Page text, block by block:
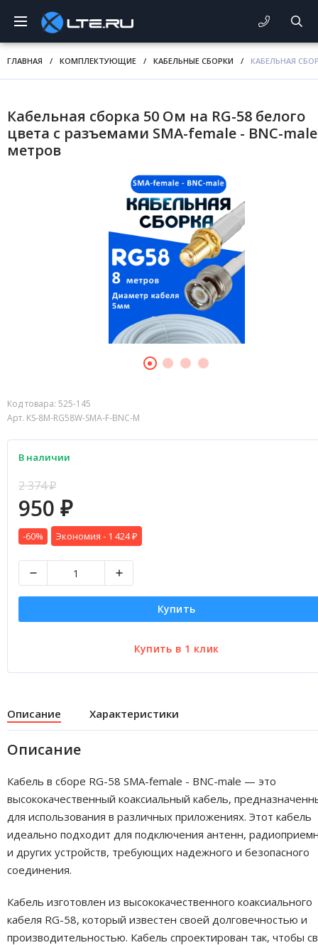
ГЛАВНАЯ / КОМПЛЕКТУЮЩИЕ / КАБЕЛЬНЫЕ СБОРКИ / КАБЕЛЬНАЯ
Кабельная сборка 50 Ом на RG-58 белого
цвета с разъемами SMA-female - BNC-
метров
Код товара: 525-145
Арт. KS-8M-RG58W-SMA-F-BNC-M
В наличии
2 374₽
950 ₽
-60% Экономия - 1 424 ₽
Купить
Описание Характеристики
Описание
Кабель в сборе RG-58 SMA-female - BNC-male — это
высококачественный коаксиальный кабель,
для использования в различных приложениях. Этот кабель
идеально подходит для подключения антенн,
и других устройств, требующих надежного и безопасного
соединения.
Кабель изготовлен из высококачественного коаксиального
кабеля RG-58, который известен своей долговечностью и
производительностью. Кабель спроектирован так, чтобы